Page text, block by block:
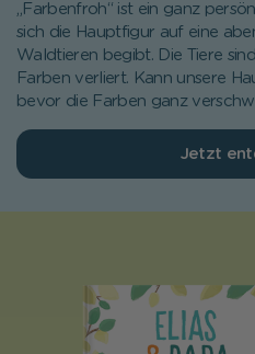
„Farbenfroh“ ist ein ganz
sich die Hauptfigur auf eine
Waldtieren begibt. Die Tiere
Farben verliert. Kann unsere
bevor die Farben ganz
Jetzt